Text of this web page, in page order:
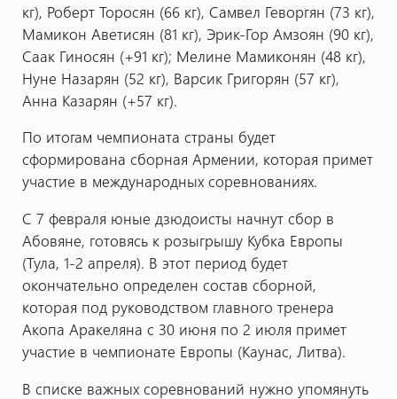
кг), Роберт Торосян (66 кг), Самвел Геворгян (73 кг),
Мамикон Аветисян (81 кг), Эрик-Гор Амзоян (90 кг),
Саак Гиносян (+91 кг); Мелине Мамиконян (48 кг),
Нуне Назарян (52 кг), Варсик Григорян (57 кг),
Анна Казарян (+57 кг).
По итогам чемпионата страны будет
сформирована сборная Армении, которая примет
участие в международных соревнованиях.
С 7 февраля юные дзюдоисты начнут сбор в
Абовяне, готовясь к розыгрышу Кубка Европы
(Тула, 1-2 апреля). В этот период будет
окончательно определен состав сборной,
которая под руководством главного тренера
Акопа Аракеляна с 30 июня по 2 июля примет
участие в чемпионате Европы (Каунас, Литва).
В списке важных соревнований нужно упомянуть